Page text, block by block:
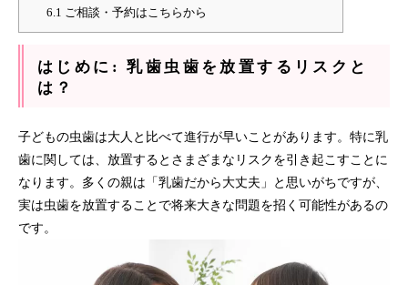
6.1 ご相談・予約はこちらから
はじめに: 乳歯虫歯を放置するリスクと
は？
子どもの虫歯は大人と比べて進行が早いことがあります。特に乳
歯に関しては、放置するとさまざまなリスクを引き起こすことに
なります。多くの親は「乳歯だから大丈夫」と思いがちですが、
実は虫歯を放置することで将来大きな問題を招く可能性があるの
です。